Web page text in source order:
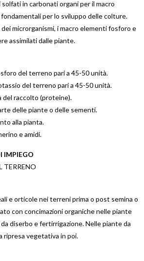
in carbonati organi per il macro
per lo sviluppo delle colture.
microrganismi, i macro elementi fosforo e
assimilati dalle piante.
del terreno pari a 45-50 unità.
del terreno pari a 45-50 unità.
del raccolto (proteine).
delle piante o delle sementi.
alla pianta.
e amidi.
IMPIEGO
TERRENO
e orticole nei terreni prima o post semina o
con concimazioni organiche nelle piante
diserbo e fertirrigazione. Nelle piante da
ripresa vegetativa in poi.